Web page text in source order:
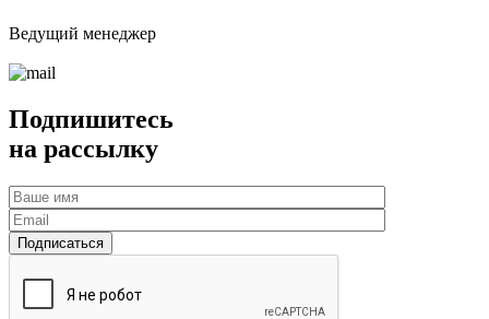
Ведущий менеджер
Подпишитесь
на рассылку